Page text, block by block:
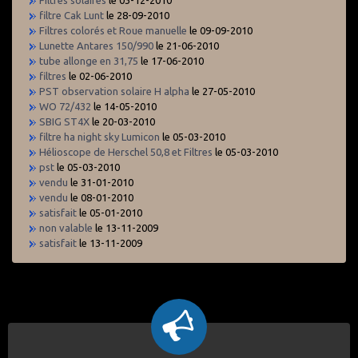
filtre Cak Lunt le 28-09-2010
Filtres colorés et Roue manuelle le 09-09-2010
Lunette Antares 150/990 le 21-06-2010
tube allonge en 31,75 le 17-06-2010
filtres le 02-06-2010
PST observation solaire H alpha le 27-05-2010
WO 72/432 le 14-05-2010
SBIG ST4X le 20-03-2010
filtre ha night sky Lumicon le 05-03-2010
Hélioscope de Herschel 50,8 et Filtres le 05-03-2010
pst le 05-03-2010
vendu le 31-01-2010
vendu le 08-01-2010
satisfait le 05-01-2010
non valable le 13-11-2009
satisfait le 13-11-2009